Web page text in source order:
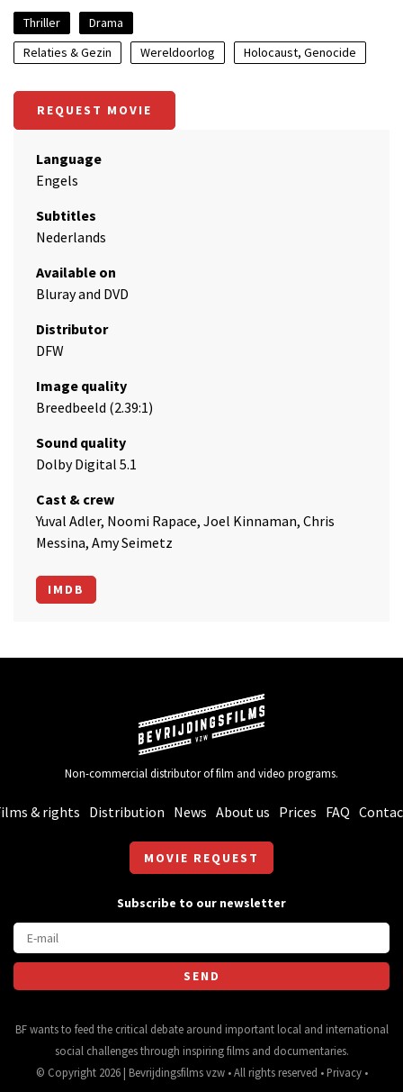
Thriller
Drama
Relaties & Gezin
Wereldoorlog Holocaust, Genocide
REQUEST MOVIE
Language
Engels
Subtitles
Nederlands
Available on
Bluray and DVD
Distributor
DFW
Image quality
Breedbeeld (2.39:1)
Sound quality
Dolby Digital 5.1
Cast & crew
Yuval Adler, Noomi Rapace, Joel Kinnaman, Chris
Messina, Amy Seimetz
IMDB
Non-commercial distributor of film and video programs.
& rights Distribution News About us Prices FAQ
MOVIE REQUEST
Subscribe to our newsletter
BF wants to feed the critical debate around important local and international
social challenges through inspiring films and documentaries.
© Copyright 2026 | Bevrijdingsfilms vzw • All rights reserved • Privacy•